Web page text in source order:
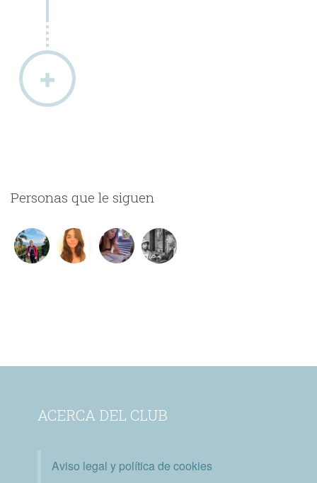
Personas que le siguen
ACERCA DEL CLUB
Aviso legal y política de cookies